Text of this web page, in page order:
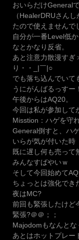
おいらだけGeneral
（HealerDRUさん
たので使えませんで
自分が一番Level低
なとかなり反省。
あと注意力散漫すぎ
り・・_|￣|○
でも落ち込んでいて
うにがんばるっすー
午後からはAQ20。
今回は私が参加して
Misstion：ハゲを守
General倒すと、ハ
いらが気が付いた時
既に遅し何も売って
みんなすばやいｗ
そして今回始めて
ちょっとは強化でき
夜はMC?
前回も緊張したけど
緊張?＠＠；；
Majodomもなんとな
あとはホットプレー